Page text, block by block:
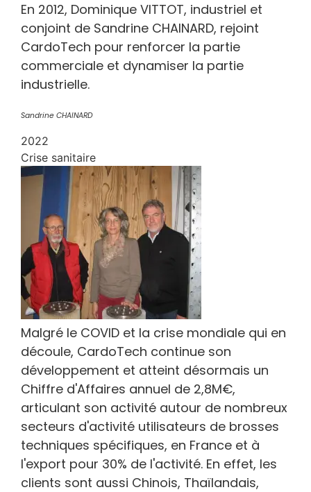
En 2012, Dominique VITTOT, industriel et
conjoint de Sandrine CHAINARD, rejoint
CardoTech pour renforcer la partie
commerciale et dynamiser la partie
industrielle.
Sandrine CHAINARD
2022
Crise sanitaire
Malgré le COVID et la crise mondiale qui en
découle, CardoTech continue son
développement et atteint désormais un
Chiffre d'Affaires annuel de 2,8M€,
articulant son activité autour de nombreux
secteurs d'activité utilisateurs de brosses
techniques spécifiques, en France et à
l'export pour 30% de l'activité. En effet, les
clients sont aussi Chinois, Thaïlandais,